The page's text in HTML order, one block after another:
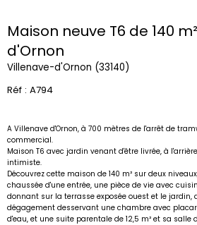
Maison neuve T6 de 140
d'Ornon
Villenave-d'Ornon (33140)
Réf : A794
A Villenave d'Ornon, à 700 mètres de l'arrêt de
commercial.
Maison T6 avec jardin venant d'être livrée, à
intimiste.
Découvrez cette maison de 140 m² sur deux
chaussée d'une entrée, une pièce de vie avec
donnant sur la terrasse exposée ouest et le jardin,
dégagement desservant une chambre avec
d'eau, et une suite parentale de 12,5 m² et sa salle